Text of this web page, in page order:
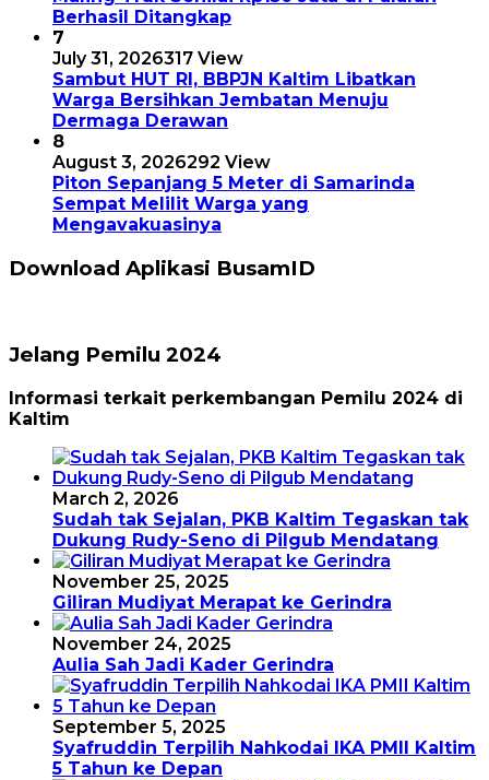
Berhasil Ditangkap
7
July 31, 2026317 View
Sambut HUT RI, BBPJN Kaltim Libatkan
Warga Bersihkan Jembatan Menuju
Dermaga Derawan
8
August 3, 2026292 View
Piton Sepanjang 5 Meter di Samarinda
Sempat Melilit Warga yang
Mengavakuasinya
Download Aplikasi BusamID
Jelang Pemilu 2024
Informasi terkait perkembangan Pemilu 2024 di
Kaltim
March 2, 2026
Sudah tak Sejalan, PKB Kaltim Tegaskan tak
Dukung Rudy-Seno di Pilgub Mendatang
November 25, 2025
Giliran Mudiyat Merapat ke Gerindra
November 24, 2025
Aulia Sah Jadi Kader Gerindra
September 5, 2025
Syafruddin Terpilih Nahkodai IKA PMII Kaltim
5 Tahun ke Depan